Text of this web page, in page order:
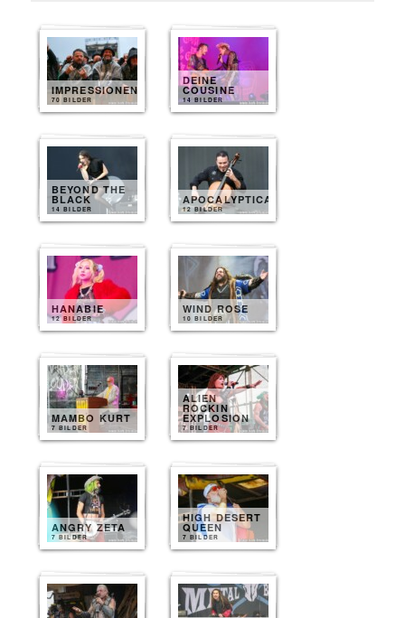
IMPRESSIONEN
70 BILDER
DEINE
COUSINE
14 BILDER
BEYOND THE
BLACK
14 BILDER
APOCALYPTICA
12 BILDER
HANABIE
12 BILDER
WIND ROSE
10 BILDER
MAMBO KURT
7 BILDER
ALIEN
ROCKIN
EXPLOSION
7 BILDER
ANGRY ZETA
7 BILDER
HIGH DESERT
QUEEN
7 BILDER